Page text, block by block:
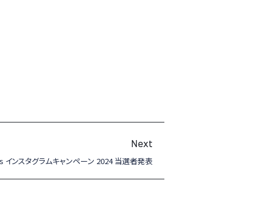
Next
ンスタグラムキャンペーン 2024 当選者発表